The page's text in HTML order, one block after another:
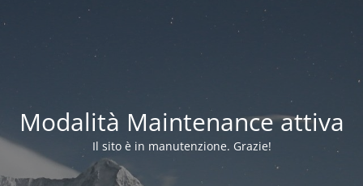
Modalità Maintenance attiva
Il sito è in manutenzione. Grazie!